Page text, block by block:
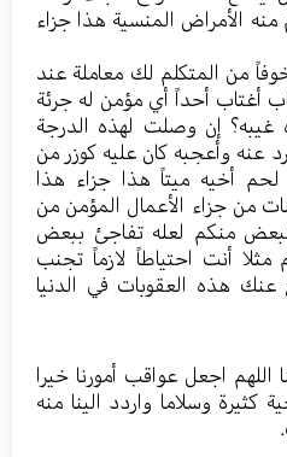
منه الأمراض المنسية هذا جزاء
من المتكلم لك معاملة عند
أغتاب أحداً أي مؤمن له جرئة
غيبه؟ إن وصلت لهذه الدرجة
عنه وأعجبه كان عليه كوزر من
لحم أخيه ميتاً هذا جزاء هذا
من جزاء الأعمال المؤمن من
منكم لعله تفاجئ ببعض
أنت احتياطاً لازماً تجنب
عنك هذه العقوبات في الدنيا
اللهم اجعل عواقب أمورنا خيرا
كثيرة وسلاما واردد الينا منه